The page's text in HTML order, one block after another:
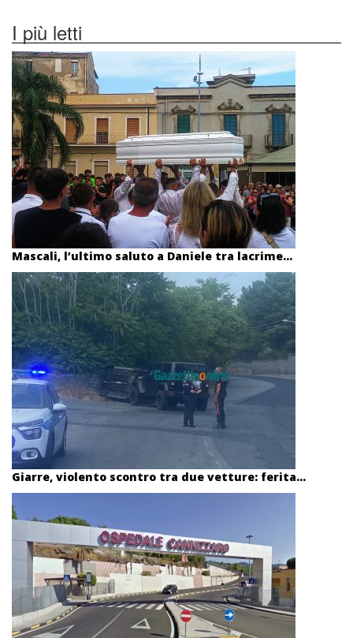
I più letti
Mascali, l’ultimo saluto a Daniele tra lacrime...
Giarre, violento scontro tra due vetture: ferita...